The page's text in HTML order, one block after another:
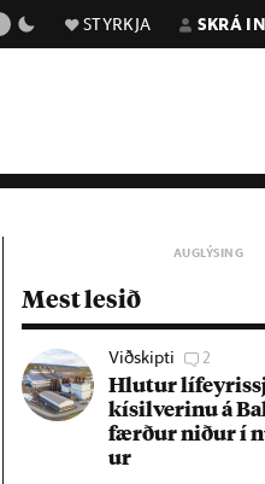
STYRKJA SKRÁ
Mest lesið
Viðskipti 2
Hlut­ur
kís­il­ver­inu á
færð­ur nið­ur í
ur